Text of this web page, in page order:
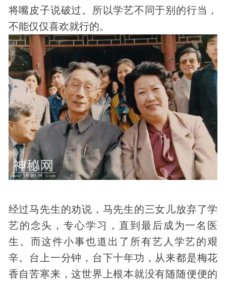
将嘴皮子说破过。所以学艺不同于别的行当，
不能仅仅喜欢就行的。
经过马先生的劝说，马先生的三女儿放弃了学
艺的念头，专心学习，直到最后成为一名医
生。而这件小事也道出了所有艺人学艺的艰
辛。台上一分钟，台下十年功，从来都是梅花
香自苦寒来，这世界上根本就没有随随便便的